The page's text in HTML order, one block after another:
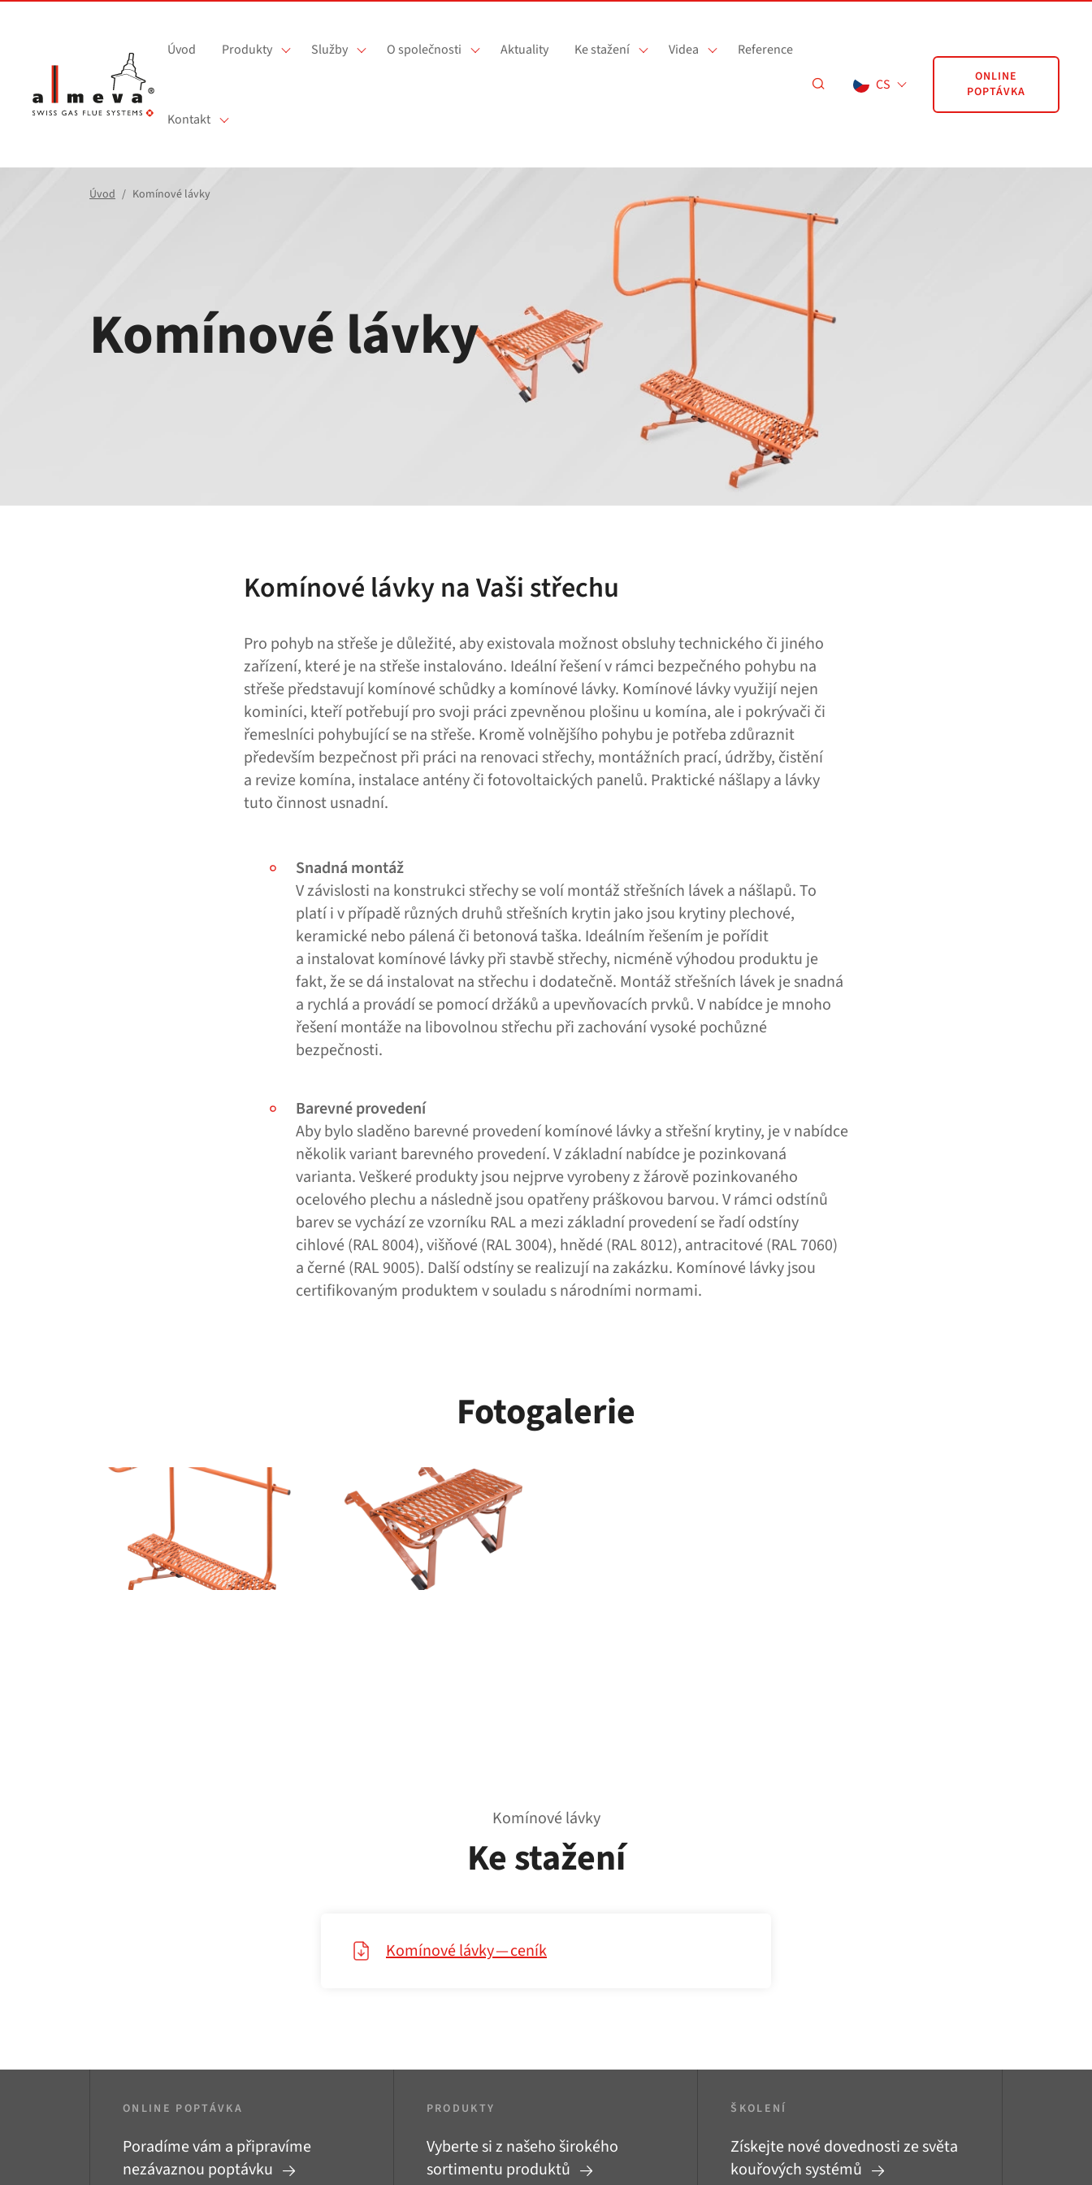
Úvod Produkty Služby O společnosti Aktuality Ke stažení Videa Reference
Kontakt
CS
ONLINE
POPTÁVKA
Úvod Komínové lávky
Komínové lávky
Komínové lávky na Vaši střechu
Pro pohyb na střeše je důležité, aby existovala možnost obsluhy technického či jiného
zařízení, které je na střeše instalováno. Ideální řešení v rámci bezpečného pohybu na
střeše představují komínové schůdky a komínové lávky. Komínové lávky využijí nejen
kominíci, kteří potřebují pro svoji práci zpevněnou plošinu u komína, ale i pokrývači či
řemeslníci pohybující se na střeše. Kromě volnějšího pohybu je potřeba zdůraznit
především bezpečnost při práci na renovaci střechy, montážních prací, údržby, čistění
a revize komína, instalace antény či fotovoltaických panelů. Praktické nášlapy a lávky
tuto činnost usnadní.
Snadná montáž
V závislosti na konstrukci střechy se volí montáž střešních lávek a nášlapů. To
platí i v případě různých druhů střešních krytin jako jsou krytiny plechové,
keramické nebo pálená či betonová taška. Ideálním řešením je pořídit
a instalovat komínové lávky při stavbě střechy, nicméně výhodou produktu je
fakt, že se dá instalovat na střechu i dodatečně. Montáž střešních lávek je snadná
a rychlá a provádí se pomocí držáků a upevňovacích prvků. V nabídce je mnoho
řešení montáže na libovolnou střechu při zachování vysoké pochůzné
bezpečnosti.
Barevné provedení
Aby bylo sladěno barevné provedení komínové lávky a střešní krytiny, je v nabídce
několik variant barevného provedení. V základní nabídce je pozinkovaná
varianta. Veškeré produkty jsou nejprve vyrobeny z žárově pozinkovaného
ocelového plechu a následně jsou opatřeny práškovou barvou. V rámci odstínů
barev se vychází ze vzorníku RAL a mezi základní provedení se řadí odstíny
cihlové (RAL 8004), višňové (RAL 3004), hnědé (RAL 8012), antracitové (RAL 7060)
a černé (RAL 9005). Další odstíny se realizují na zakázku. Komínové lávky jsou
certifikovaným produktem v souladu s národními normami.
Fotogalerie
Komínové lávky
Ke stažení
Komínové lávky — ceník
ONLINE POPTÁVKA
Poradíme vám a připravíme
nezávaznou poptávku
PRODUKTY
Vyberte si z našeho širokého
sortimentu produktů
ŠKOLENÍ
Získejte nové dovednosti ze světa
kouřových systémů